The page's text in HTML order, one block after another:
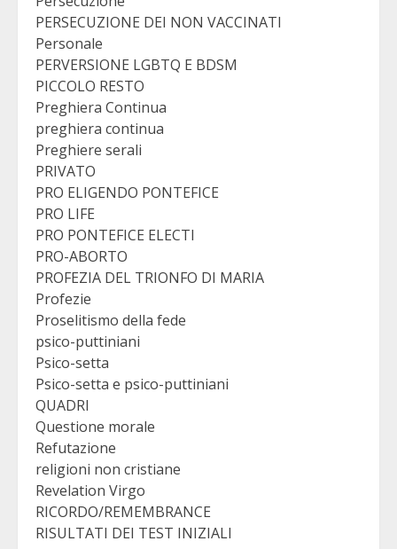
PERSECUZIONE DEI NON VACCINATI
Personale
PERVERSIONE LGBTQ E BDSM
PICCOLO RESTO
Preghiera Continua
preghiera continua
Preghiere serali
PRIVATO
PRO ELIGENDO PONTEFICE
PRO LIFE
PRO PONTEFICE ELECTI
PRO-ABORTO
PROFEZIA DEL TRIONFO DI MARIA
Profezie
Proselitismo della fede
psico-puttiniani
Psico-setta
Psico-setta e psico-puttiniani
QUADRI
Questione morale
Refutazione
religioni non cristiane
Revelation Virgo
RICORDO/REMEMBRANCE
RISULTATI DEI TEST INIZIALI